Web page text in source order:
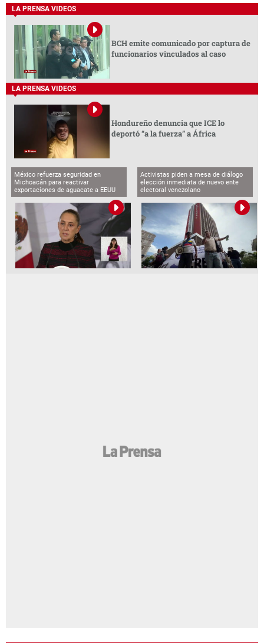
LA PRENSA VIDEOS
BCH emite comunicado por captura de
funcionarios vinculados al caso
LA PRENSA VIDEOS
Hondureño denuncia que ICE lo
deportó “a la fuerza” a África
México refuerza seguridad en
Michoacán para reactivar
exportaciones de aguacate a EEUU
Activistas piden a mesa de diálogo
elección inmediata de nuevo ente
electoral venezolano